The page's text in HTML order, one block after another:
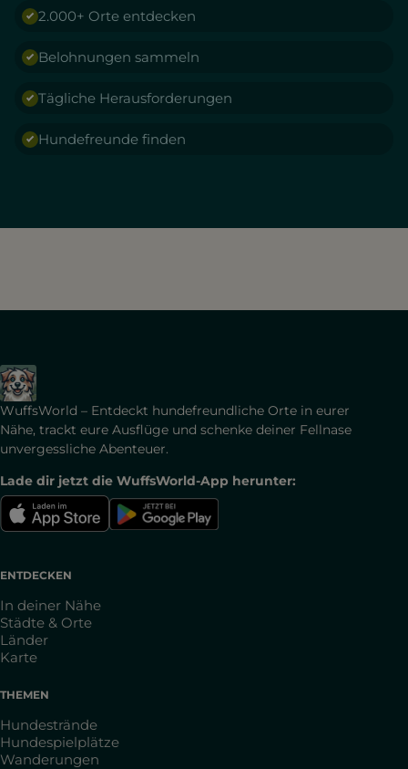
2.000+ Orte entdecken
Belohnungen sammeln
Tägliche Herausforderungen
Hundefreunde finden
WuffsWorld – Entdeckt hundefreundliche Orte in eurer
Nähe, trackt eure Ausflüge und schenke deiner Fellnase
unvergessliche Abenteuer.
Lade dir jetzt die WuffsWorld-App herunter:
ENTDECKEN
In deiner Nähe
Städte & Orte
Länder
Karte
THEMEN
Hundestrände
Hundespielplätze
Wanderungen